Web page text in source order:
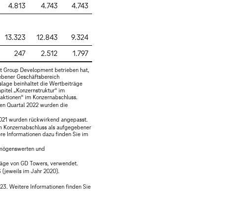
4.813 4.743 4.743
13.323 12.843 9.324
247 2.512 1.797
Group Development betrieben hat,
Geschäftsbereich
beinhaltet die Wertbeiträge
„Konzernstruktur“ im
“ im Konzernabschluss.
Quartal 2022 wurden die
wurden rückwirkend angepasst.
als aufgegebener
Informationen dazu finden Sie im
und
von GD Towers, verwendet.
(jeweils im Jahr 2020).
Weitere Informationen finden Sie